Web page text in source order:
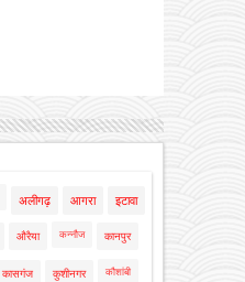
अलीगढ़ आगरा इटावा
औरैया कन्नौज कानपुर
कासगंज कुशीनगर कौशांबी